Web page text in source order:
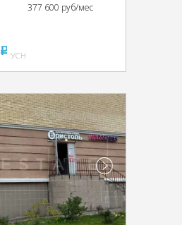
377 600 руб/мес
pуб
УСН